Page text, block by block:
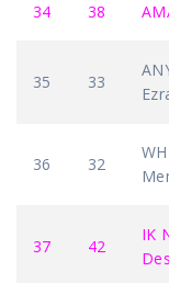
34 38
35 33
36 32
37 42
IK